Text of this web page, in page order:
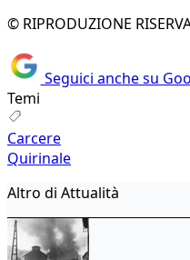
© RIPRODUZIONE
Seguici anche su
Temi
Carcere
Quirinale
Altro di Attualità